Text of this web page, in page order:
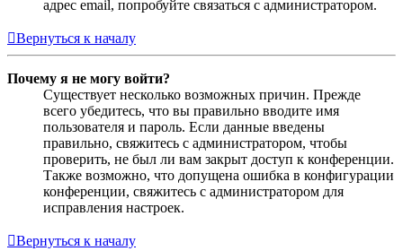
адрес email, попробуйте связаться с администратором.
Вернуться к началу
Почему я не могу войти?
Существует несколько возможных причин. Прежде
всего убедитесь, что вы правильно вводите имя
пользователя и пароль. Если данные введены
правильно, свяжитесь с администратором, чтобы
проверить, не был ли вам закрыт доступ к конференции.
Также возможно, что допущена ошибка в конфигурации
конференции, свяжитесь с администратором для
исправления настроек.
Вернуться к началу